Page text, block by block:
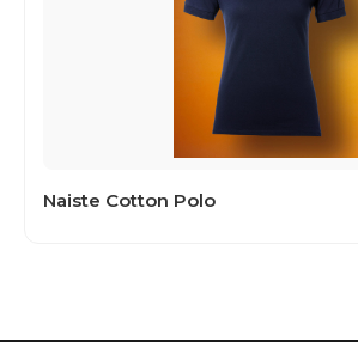
Naiste Cotton Polo